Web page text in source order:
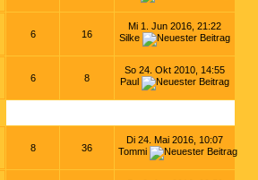
6 16
Mi 1. Jun 2016, 21:22
Silke
6 8
So 24. Okt 2010, 14:55
Paul
8 36
Di 24. Mai 2016, 10:07
Tommi